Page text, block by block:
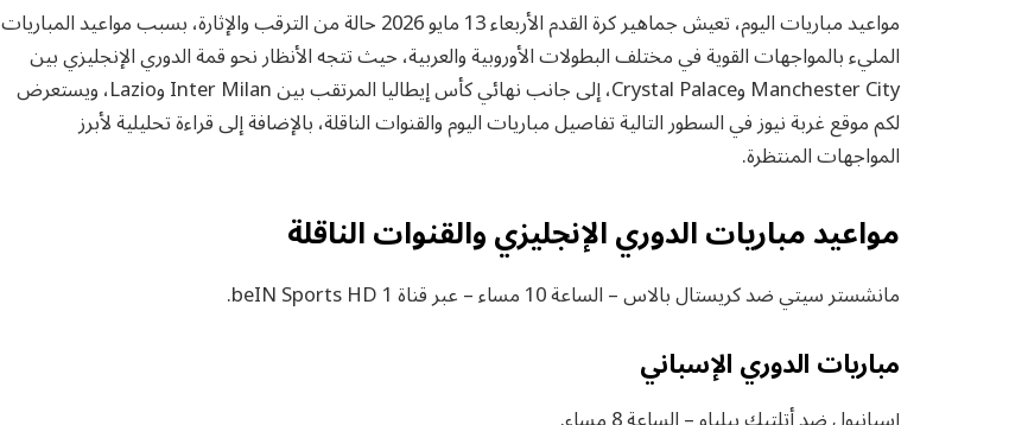
مواعيد مباريات اليوم، تعيش جماهير كرة القدم الأربعاء 13 مايو 2026 حالة من الترقب والإثارة، بسبب مواعيد المباريات
المليء بالمواجهات القوية في مختلف البطولات الأوروبية والعربية، حيث تتجه الأنظار نحو قمة الدوري الإنجليزي بين
Manchester City وCrystal Palace، إلى جانب نهائي كأس إيطاليا المرتقب بين Inter Milan وLazio، ويستعرض
لكم موقع غربة نيوز في السطور التالية تفاصيل مباريات اليوم والقنوات الناقلة، بالإضافة إلى قراءة تحليلية لأبرز
المواجهات المنتظرة.
مواعيد مباريات الدوري الإنجليزي والقنوات الناقلة
مانشستر سيتي ضد كريستال بالاس – الساعة 10 مساء – عبر قناة beIN Sports HD 1.
مباريات الدوري الإسباني